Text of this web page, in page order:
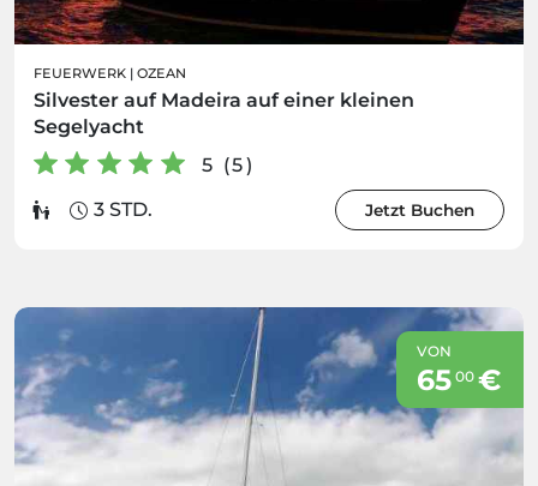
FEUERWERK | OZEAN
Silvester auf Madeira auf einer kleinen
Segelyacht
5 (5)
3 STD.
Jetzt Buchen
VON
65 00€